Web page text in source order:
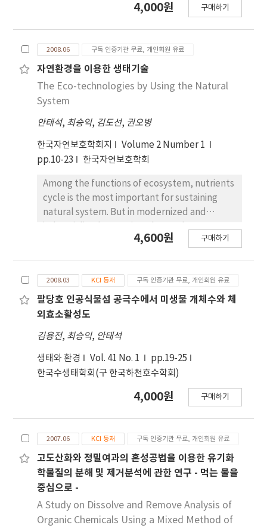
decreased after installation of the AFI. In
AFI, offering the habitats for zooplankton.
Fish fauna were three families and seven
species and 76 individuals were counted the
AFI. The artificial vegetated island showed
the significant effects on the restoration of
lake ecosystem.
4,000원 구매하기
2008.06 구독 인증기관 무료, 개인회원 유료
자연환경을 이용한 생태기술
The Eco-technologies by Using the Natural
System
안태석, 최승익, 김도선, 권오병
한국자연보호학회지
Volume 2 Number 1
pp.10-23
한국자연보호학회
Among the functions of ecosystem, nutrients
cycle is the most important for sustaining
natural system. But in modernized and
consumes the resources and make wastes.
water is one of the product from the
valuable resources, so waste water is no
more waste and it can be used as valuable
ecosystem. By the conventional wastewater
treatment systems, the “zero discharge”
could not be achieved by several factors.
Secondly, by the environmental engineering,
eliminating the pollutants, fossil fuel must
be used, which means another pollution.
Self-designed and solar energy based
ecotechnology could be an alternative
method which solve the local, regional and
global environmental problems properly
4,600원 구매하기
2008.03 KCI 등재 구독 인증기관 무료, 개인회원 유료
팔당호 인공식물섬 공극수에서 미생물 개체수와 체
외효소활성도
김용전, 최승익, 안태석
생태와 환경 Vol. 41 No. 1
pp.19-25
한국수생태학회(구 한국하천호수학회)
4,000원 구매하기
2007.06 KCI 등재 구독 인증기관 무료, 개인회원 유료
고도산화와 정밀여과의 혼성공법을 이용한 유기화
학물질의 분해 및 제거분석에 관한 연구 - 먹는 물을
중심으로 -
A Study on Dissolve and Remove Analysis of
Organic Chemicals Using a Mixed Method of